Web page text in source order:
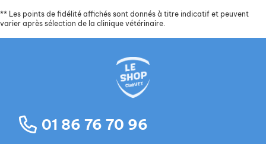
** Les points de fidélité affichés sont donnés à titre indicatif et peuvent
varier après sélection de la clinique vétérinaire.
01 86 76 70 96